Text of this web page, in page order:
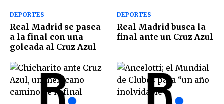
DEPORTES
Real Madrid se pasea
a la final con una
goleada al Cruz Azul
DEPORTES
Real Madrid busca la
final ante un Cruz Azul